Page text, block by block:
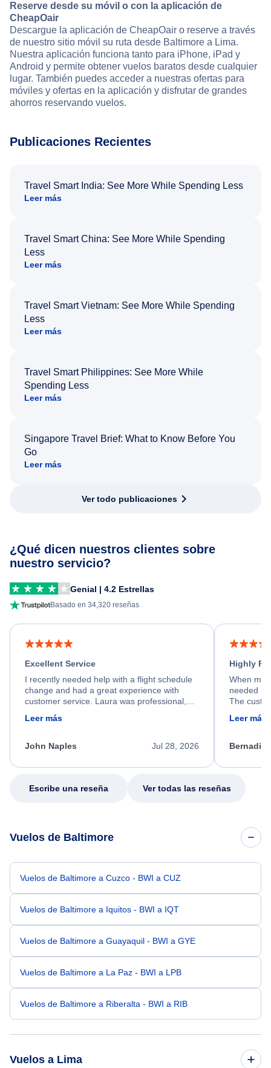
Reserve desde su móvil o con la aplicación de
CheapOair
Descargue la aplicación de CheapOair o reserve a través
de nuestro sitio móvil su ruta desde Baltimore a Lima.
Nuestra aplicación funciona tanto para iPhone, iPad y
Android y permite obtener vuelos baratos desde cualquier
lugar. También puedes acceder a nuestras ofertas para
móviles y ofertas en la aplicación y disfrutar de grandes
ahorros reservando vuelos.
Publicaciones Recientes
Travel Smart India: See More While Spending Less
Leer más
Travel Smart China: See More While Spending
Less
Leer más
Travel Smart Vietnam: See More While Spending
Less
Leer más
Travel Smart Philippines: See More While
Spending Less
Leer más
Singapore Travel Brief: What to Know Before You
Go
Leer más
Ver todo publicaciones
¿Qué dicen nuestros clientes sobre
nuestro servicio?
Genial | 4.2 Estrellas
Basado en 34,320 reseñas
Excellent Service
I recently needed help with a flight schedule
change and had a great experience with
customer service. Laura was professional,
friendly, and very helpful throughout the
process. She quickly found a solution and
appreciate her excellent service.
Leer más
Jul 28, 2026
John Naples
Highly
When my
needed
The
calm,
my issue.
Leer más
Escribe una reseña Ver todas las reseñas
Vuelos de Baltimore
Vuelos de Baltimore a Cuzco - BWI a CUZ
Vuelos de Baltimore a Iquitos - BWI a IQT
Vuelos de Baltimore a Guayaquil - BWI a GYE
Vuelos de Baltimore a La Paz - BWI a LPB
Vuelos de Baltimore a Riberalta - BWI a RIB
Vuelos a Lima